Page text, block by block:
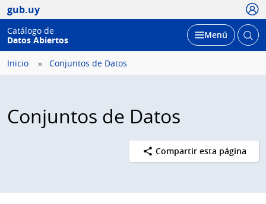
gub.uy
Catálogo de
Datos Abiertos
Desplegar
Menú Abrir
Inicio Conjuntos de Datos
Conjuntos de Datos
Compartir esta página